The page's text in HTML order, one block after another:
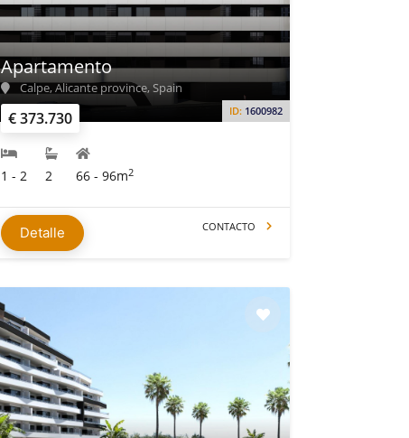
€ 373.730 ID: 1600982
Apartamento
Calpe, Alicante province, Spain
1 - 2 2 66 - 96m2
Detalle CONTACTO